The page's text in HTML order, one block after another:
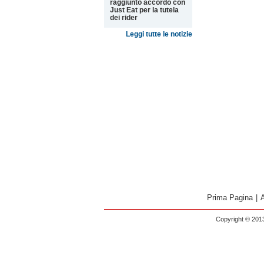
raggiunto accordo con
Just Eat per la tutela
dei rider
Leggi tutte le notizie
Prima Pagina
Copyright ©